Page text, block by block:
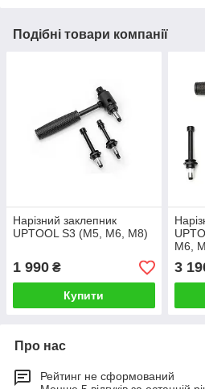
Подібні товари компанії
Нарізний заклепник
UPTOOL S3 (М5, М6, М8)
1 990 ₴
Купити
М6,
3
Про нас
Рейтинг не сформований